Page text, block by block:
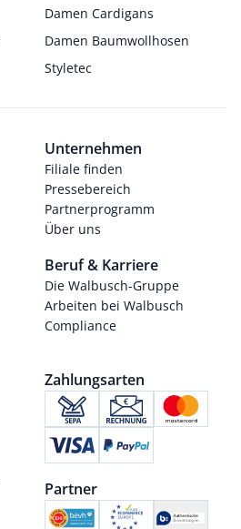
Damen Cardigans
Damen Baumwollhosen
Styletec
Unternehmen
Filiale finden
Pressebereich
Partnerprogramm
Über uns
Beruf & Karriere
Die Walbusch-Gruppe
Arbeiten bei Walbusch
Compliance
Zahlungsarten
Partner